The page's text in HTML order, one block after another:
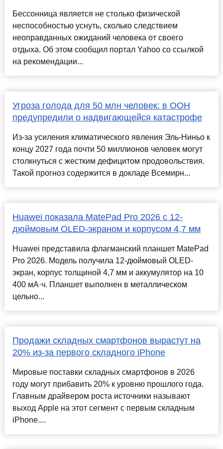
Бессонница является не столько физической
неспособностью уснуть, сколько следствием
неоправданных ожиданий человека от своего
отдыха. Об этом сообщил портал Yahoo со ссылкой
на рекомендации...
Угроза голода для 50 млн человек: в ООН
предупредили о надвигающейся катастрофе
Из-за усиления климатического явления Эль-Ниньо к
концу 2027 года почти 50 миллионов человек могут
столкнуться с жестким дефицитом продовольствия.
Такой прогноз содержится в докладе Всемирн...
Huawei показала MatePad Pro 2026 с 12-
дюймовым OLED-экраном и корпусом 4,7 мм
Huawei представила флагманский планшет MatePad
Pro 2026. Модель получила 12-дюймовый OLED-
экран, корпус толщиной 4,7 мм и аккумулятор на 10
400 мА·ч. Планшет выполнен в металлическом
цельно...
Продажи складных смартфонов вырастут на
20% из-за первого складного iPhone
Мировые поставки складных смартфонов в 2026
году могут прибавить 20% к уровню прошлого года.
Главным драйвером роста источники называют
выход Apple на этот сегмент с первым складным
iPhone....